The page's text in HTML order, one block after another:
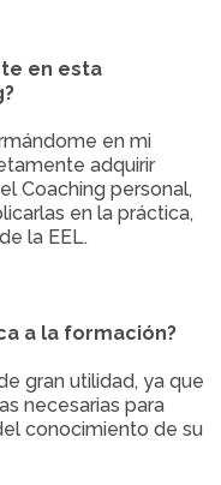
en esta
en mi
adquirir
Coaching personal,
en la práctica,
la EEL.
a la formación?
gran utilidad, ya que
necesarias para
conocimiento de su